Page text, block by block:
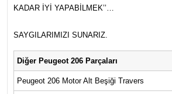
KADAR İYİ YAPABİLMEK’’…
SAYGILARIMIZI SUNARIZ.
Diğer Peugeot 206 Parçaları
Peugeot 206 Motor Alt Beşiği Travers